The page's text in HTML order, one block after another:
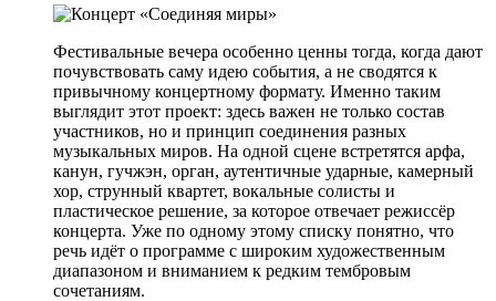
Фестивальные вечера особенно ценны тогда, когда дают
почувствовать саму идею события, а не сводятся к
привычному концертному формату. Именно таким
выглядит этот проект: здесь важен не только состав
участников, но и принцип соединения разных
музыкальных миров. На одной сцене встретятся арфа,
канун, гучжэн, орган, аутентичные ударные, камерный
хор, струнный квартет, вокальные солисты и
пластическое решение, за которое отвечает режиссёр
концерта. Уже по одному этому списку понятно, что
речь идёт о программе с широким художественным
диапазоном и вниманием к редким тембровым
сочетаниям.